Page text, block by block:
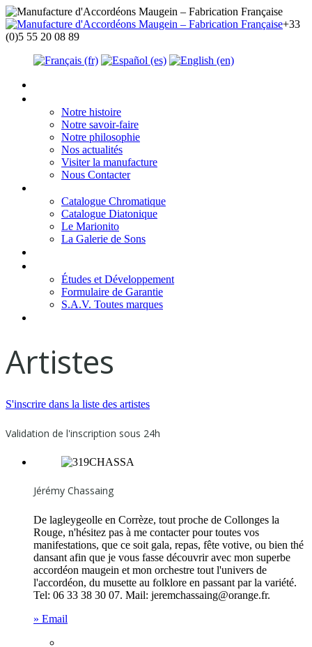
+33
(0)5 55 20 08 89
Notre histoire
Notre savoir-faire
Notre philosophie
Nos actualités
Visiter la manufacture
Nous Contacter
Catalogue Chromatique
Catalogue Diatonique
Le Marionito
La Galerie de Sons
Études et Développement
Formulaire de Garantie
S.A.V. Toutes marques
Artistes
S'inscrire dans la liste des artistes
Validation de l'inscription sous 24h
Jérémy Chassaing
De lagleygeolle en Corrèze, tout proche de Collonges la
Rouge, n'hésitez pas à me contacter pour toutes vos
manifestations, que ce soit gala, repas, fête votive, ou bien thé
dansant afin que je vous fasse découvrir avec mon superbe
accordéon maugein et mon orchestre tout l'univers de
l'accordéon, du musette au folklore en passant par la variété.
Tel: 06 33 38 30 07. Mail: jeremchassaing@orange.fr.
» Email